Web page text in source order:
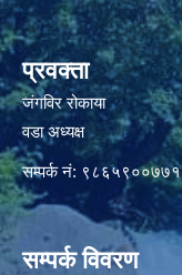
प्रवक्ता
जंगविर रोकाया
वडा अध्यक्ष
सम्पर्क नं: ९८६५९००७७१
सम्पर्क विवरण